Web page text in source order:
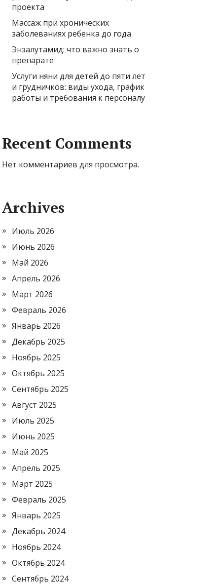
проекта
Массаж при хронических
заболеваниях ребенка до года
Энзалутамид: что важно знать о
препарате
Услуги няни для детей до пяти лет
и грудничков: виды ухода, график
работы и требования к персоналу
Recent Comments
Нет комментариев для просмотра.
Archives
Июль 2026
Июнь 2026
Май 2026
Апрель 2026
Март 2026
Февраль 2026
Январь 2026
Декабрь 2025
Ноябрь 2025
Октябрь 2025
Сентябрь 2025
Август 2025
Июль 2025
Июнь 2025
Май 2025
Апрель 2025
Март 2025
Февраль 2025
Январь 2025
Декабрь 2024
Ноябрь 2024
Октябрь 2024
Сентябрь 2024